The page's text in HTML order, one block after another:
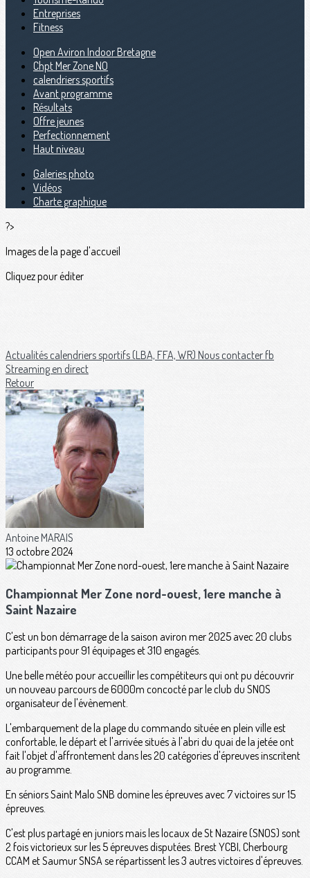
Entreprises
Fitness
Open Aviron Indoor Bretagne
Chpt Mer Zone NO
calendriers sportifs
Avant programme
Résultats
Offre jeunes
Perfectionnement
Haut niveau
Galeries photo
Vidéos
Charte graphique
?>
Images de la page d'accueil
Cliquez pour éditer
Actualitéscalendriers sportifs (LBA, FFA, WR) Nous contacterfb
Streaming en direct
Retour
Antoine MARAIS
13 octobre 2024
Championnat Mer Zone nord-ouest, 1ere manche à
Saint Nazaire
C'est un bon démarrage de la saison aviron mer 2025 avec 20 clubs
participants pour 91 équipages et 310 engagés.
Une belle météo pour accueillir les compétiteurs qui ont pu découvrir
un nouveau parcours de 6000m concocté par le club du SNOS
organisateur de l'évènement.
L'embarquement de la plage du commando située en plein ville est
confortable, le départ et l'arrivée situés à l'abri du quai de la jetée ont
fait l'objet d'affrontement dans les 20 catégories d'épreuves inscritent
au programme.
En séniors Saint Malo SNB domine les épreuves avec 7 victoires sur 15
épreuves.
C'est plus partagé en juniors mais les locaux de St Nazaire (SNOS) sont
2 fois victorieux sur les 5 épreuves disputées. Brest YCBI, Cherbourg
CCAM et Saumur SNSA se répartissent les 3 autres victoires d'épreuves.